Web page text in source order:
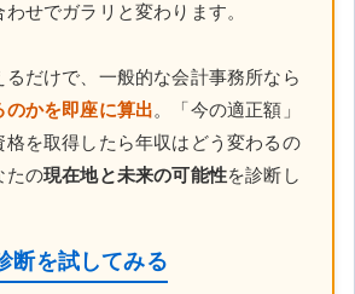
せでガラリと変わります。
だけで、一般的な会計事務所なら
のかを即座に算出。「今の適正額」
格を取得したら年収はどう変わるの
たの現在地と未来の可能性を診断し
断を試してみる